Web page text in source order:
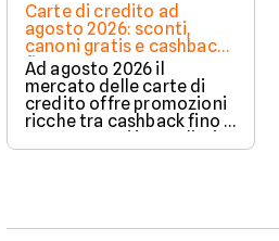
Carte di credito ad
agosto 2026: sconti,
canoni gratis e cashback
fino a 200€
Ad agosto 2026 il
mercato delle carte di
credito offre promozioni
ricche tra cashback fino a
200€, sconti immediati e
azzeramento del canone.